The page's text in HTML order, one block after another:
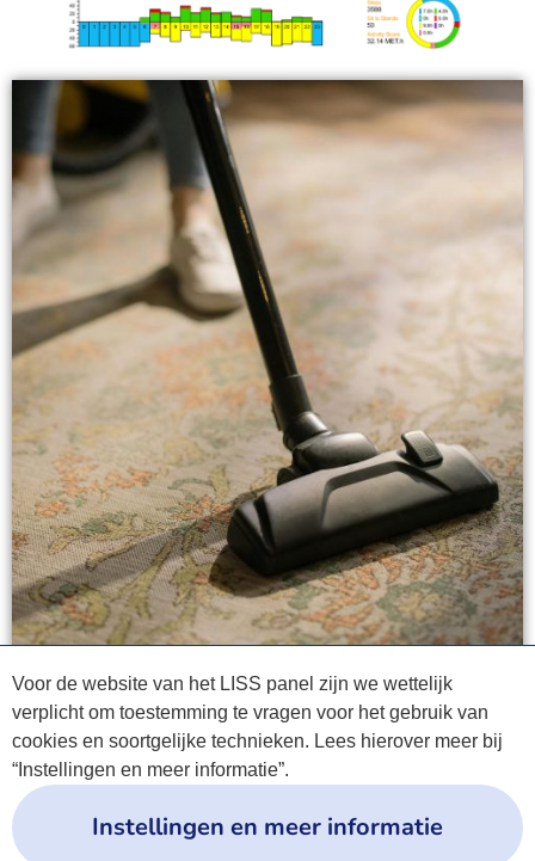
Voor de website van het LISS panel zijn we wettelijk
verplicht om toestemming te vragen voor het gebruik van
cookies en soortgelijke technieken. Lees hierover meer bij
“Instellingen en meer informatie”.
Instellingen en meer informatie